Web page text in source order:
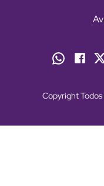
Copyright